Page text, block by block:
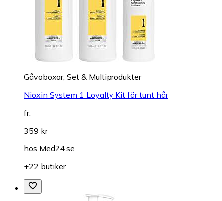
Gåvoboxar, Set & Multiprodukter
Nioxin System 1 Loyalty Kit för tunt hår
fr.
359 kr
hos Med24.se
+22 butiker